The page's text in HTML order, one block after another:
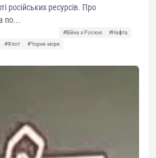
російських ресурсів. Про
по...
#Війна з Росією
#Нафта
#Флот
#Чорне море